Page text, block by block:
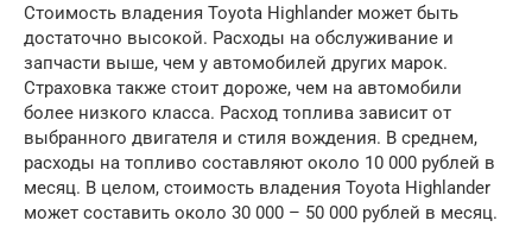
Стоимость владения Toyota Highlander может быть
достаточно высокой. Расходы на обслуживание и
запчасти выше, чем у автомобилей других марок.
Страховка также стоит дороже, чем на автомобили
более низкого класса. Расход топлива зависит от
выбранного двигателя и стиля вождения. В среднем,
расходы на топливо составляют около 10 000 рублей в
месяц. В целом, стоимость владения Toyota Highlander
может составить около 30 000 – 50 000 рублей в месяц.